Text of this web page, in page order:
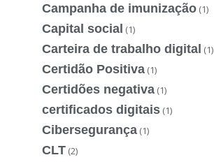
Campanha de imunização (1)
Capital social (1)
Carteira de trabalho digital (1)
Certidão Positiva (1)
Certidões negativa (1)
certificados digitais (1)
Cibersegurança (1)
CLT (2)